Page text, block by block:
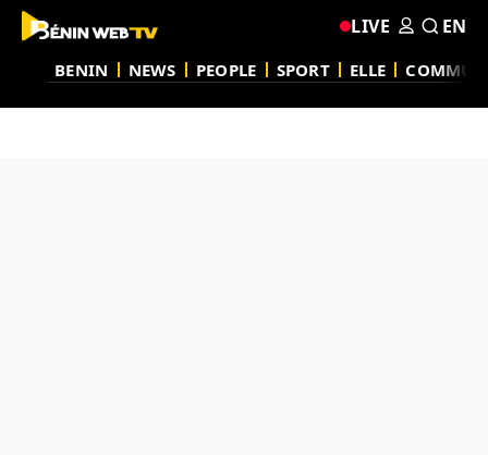
BENIN NEWS PEOPLE SPORT ELLE
LIVE EN